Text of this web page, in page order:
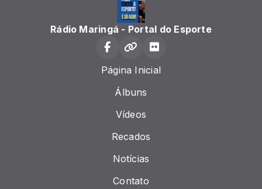
Rádio Maringá - Portal do Esporte
Página Inicial
Álbuns
Vídeos
Recados
Notícias
Contato